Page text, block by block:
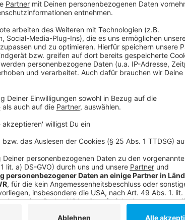
Anzeige
Mehr Infos und Links zum Thema:
Anzeige
Die Ulmenstraße verändert in den nächsten Jahren
Anzeige
Folge uns für mehr News & Updates: